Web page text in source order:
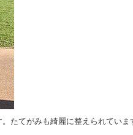
たてがみも綺麗に整えられていま